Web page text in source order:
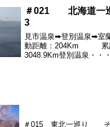
ぼ～～っとして...
＃021 北海道
3
見市温泉➡登別温泉➡室
動距離：204Km 累
3048.9Km登別温泉・・
＃015 東北一巡り そ